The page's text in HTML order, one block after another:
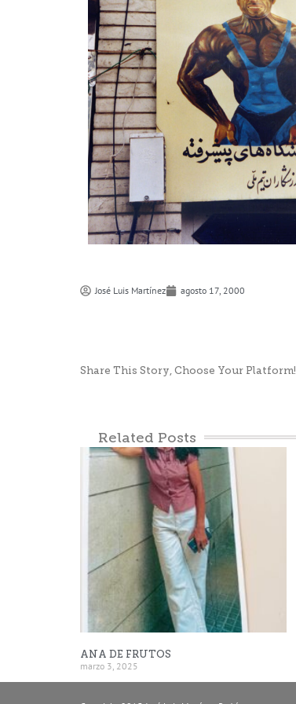
José Luis Martí­nez agosto 17, 2000
Share This Story, Choose Your Platform!
Related Posts
ANA DE FRUTOS
marzo 3, 2025